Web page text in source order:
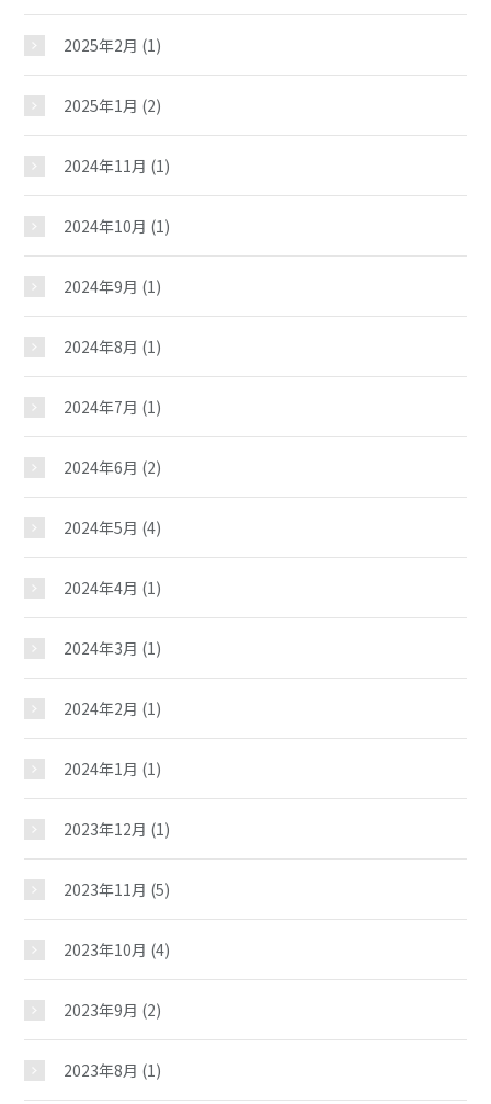
森山児童館
おしらせ
じどうかんだより
イベント
2025年2月 (1)
2025年1月 (2)
2024年11月 (1)
2024年10月 (1)
2024年9月 (1)
2024年8月 (1)
2024年7月 (1)
2024年6月 (2)
2024年5月 (4)
2024年4月 (1)
2024年3月 (1)
2024年2月 (1)
2024年1月 (1)
2023年12月 (1)
2023年11月 (5)
2023年10月 (4)
2023年9月 (2)
2023年8月 (1)